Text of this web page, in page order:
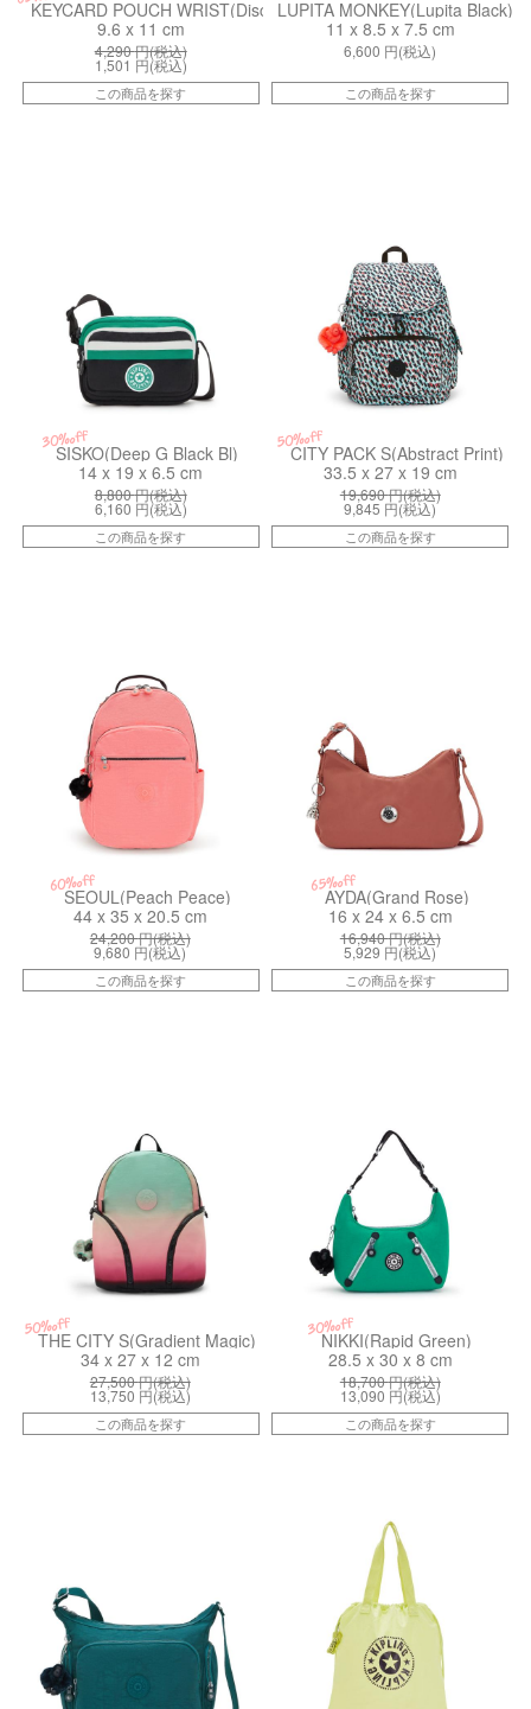
KEYCARD POUCH WRIST(Discovery)
9.6 x 11 cm
4,290円(税込)
1,501 円(税込)
この商品を探す
LUPITA MONKEY(Lupita Black)
11 x 8.5 x 7.5 cm
6,600 円(税込)
この商品を探す
30%off
SISKO(Deep G Black Bl)
14 x 19 x 6.5 cm
8,800円(税込)
6,160 円(税込)
この商品を探す
50%off
CITY PACK S(Abstract Print)
33.5 x 27 x 19 cm
19,690円(税込)
9,845 円(税込)
この商品を探す
60%off
SEOUL(Peach Peace)
44 x 35 x 20.5 cm
24,200円(税込)
9,680 円(税込)
この商品を探す
65%off
AYDA(Grand Rose)
16 x 24 x 6.5 cm
16,940円(税込)
5,929 円(税込)
この商品を探す
50%off
THE CITY S(Gradient Magic)
34 x 27 x 12 cm
27,500円(税込)
13,750 円(税込)
この商品を探す
30%off
NIKKI(Rapid Green)
28.5 x 30 x 8 cm
18,700円(税込)
13,090 円(税込)
この商品を探す